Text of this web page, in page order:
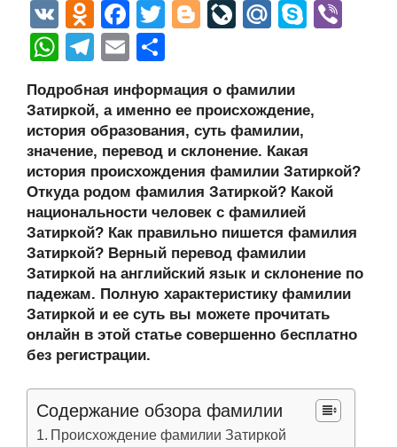
V
K
O
d
n
o
kl
a
ss
ni
ki
F
a
c
e
b
o
o
k
T
er
Bl
g
er
Li
J
o
ur
n
al
M
u
S
e
W
at
s
A
p
p
T
e
gr
a
m
E
ail р
а
в
и
ть
Подробная информация о фамилии
Затиркой, а именно ее происхождение,
история образования, суть фамилии,
значение, перевод и склонение. Какая
история происхождения фамилии Затиркой?
Откуда родом фамилия Затиркой? Какой
национальности человек с фамилией
Затиркой? Как правильно пишется фамилия
Затиркой? Верный перевод фамилии
Затиркой на английский язык и склонение по
падежам. Полную характеристику фамилии
Затиркой и ее суть вы можете прочитать
онлайн в этой статье совершенно бесплатно
без регистрации.
Содержание обзора фамилии
Происхождение фамилии Затиркой